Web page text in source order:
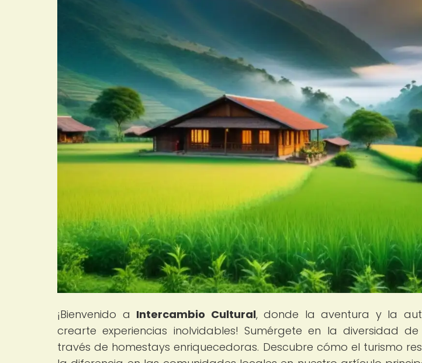
¡Bienvenido a Intercambio Cultural, donde la aventura y la
crearte experiencias inolvidables! Sumérgete en la diversidad
través de homestays enriquecedoras. Descubre cómo el turismo